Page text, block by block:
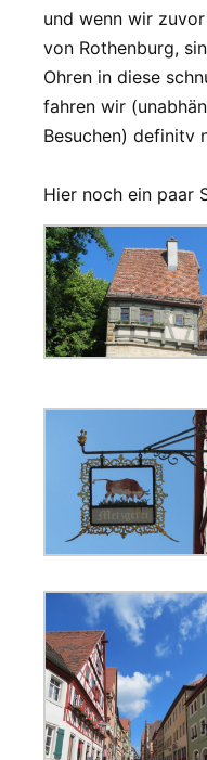
und wenn wir
von Rothenburg,
Ohren in diese
fahren wir
Besuchen) definitv
Hier noch ein paar